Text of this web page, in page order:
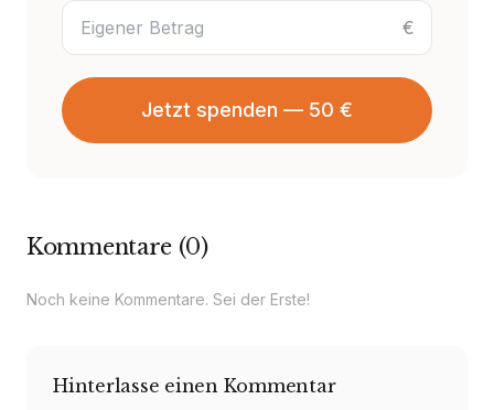
€
Jetzt spenden — 50 €
Kommentare (0)
Noch keine Kommentare. Sei der Erste!
Hinterlasse einen Kommentar